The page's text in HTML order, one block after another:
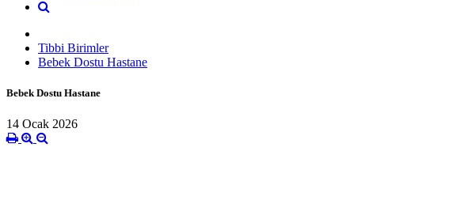
Tibbi Birimler
Bebek Dostu Hastane
Bebek Dostu Hastane
14 Ocak 2026